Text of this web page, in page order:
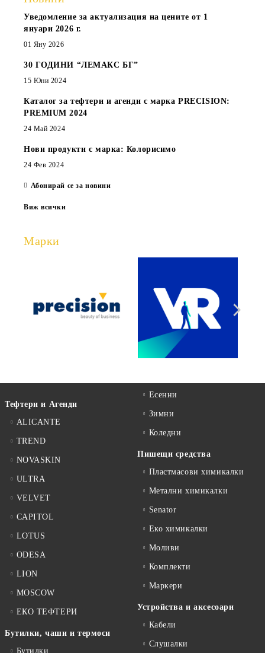
Уведомление за актуализация на цените от 1
януари 2026 г.
01 Яну 2026
30 ГОДИНИ “ЛЕМАКС БГ”
15 Юни 2024
Каталог за тефтери и агенди с марка PRECISION:
PREMIUM 2024
24 Май 2024
Нови продукти с марка: Колорисимо
24 Фев 2024
Абонирай се за новини
Виж всички
Марки
Тефтери и Агенди
ALICANTE
TREND
NOVASKIN
ULTRA
VELVET
CAPITOL
LOTUS
ODESA
LION
MOSCOW
ЕКО ТЕФТЕРИ
Бутилки, чаши и термоси
Бутилки
Есенни
Зимни
Коледни
Пишещи средства
Пластмасови химикалки
Метални химикалки
Senator
Еко химикалки
Моливи
Комплекти
Маркери
Устройства и аксесоари
Кабели
Слушалки